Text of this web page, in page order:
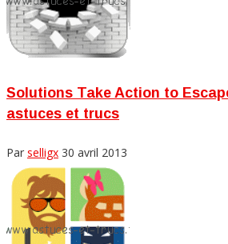
Solutions Take Action to
astuces et trucs
Par selligx 30 avril 2013